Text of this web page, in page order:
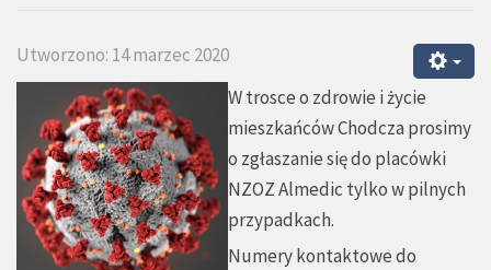
Utworzono: 14 marzec 2020
W trosce o zdrowie i życie
mieszkańców Chodcza prosimy
o zgłaszanie się do placówki
NZOZ Almedic tylko w pilnych
przypadkach.
Numery kontaktowe do